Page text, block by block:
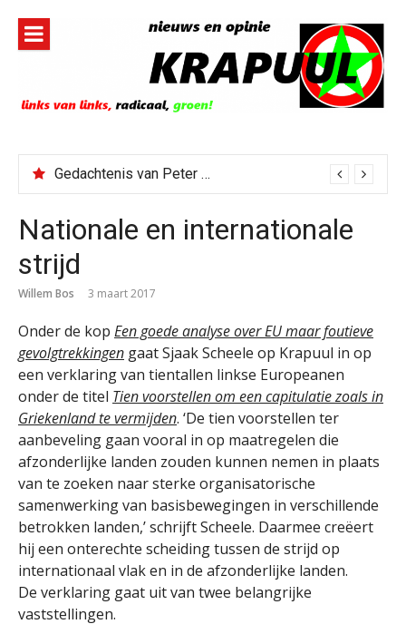
inhoud
Gedachtenis van Peter Faber
Nationale en internationale
strijd
Willem Bos 3 maart 2017
Onder de kop Een goede analyse over EU maar foutieve
gevolgtrekkingen gaat Sjaak Scheele op Krapuul in op
een verklaring van tientallen linkse Europeanen
onder de titel Tien voorstellen om een capitulatie zoals in
Griekenland te vermijden. ‘De tien voorstellen ter
aanbeveling gaan vooral in op maatregelen die
afzonderlijke landen zouden kunnen nemen in plaats
van te zoeken naar sterke organisatorische
samenwerking van basisbewegingen in verschillende
betrokken landen,’ schrijft Scheele. Daarmee creëert
hij een onterechte scheiding tussen de strijd op
internationaal vlak en in de afzonderlijke landen.
De verklaring gaat uit van twee belangrijke
vaststellingen.